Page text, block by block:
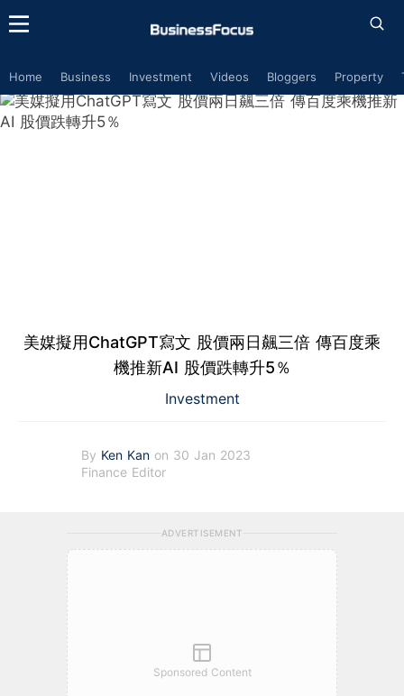
Home Business Investment Videos Bloggers Property
美媒擬用ChatGPT寫文 股價兩日飆三倍 傳百度乘
機推新AI 股價跌轉升5％
Investment
By Ken Kan on 30 Jan 2023
Finance Editor
ADVERTISEMENT
Sponsored Content